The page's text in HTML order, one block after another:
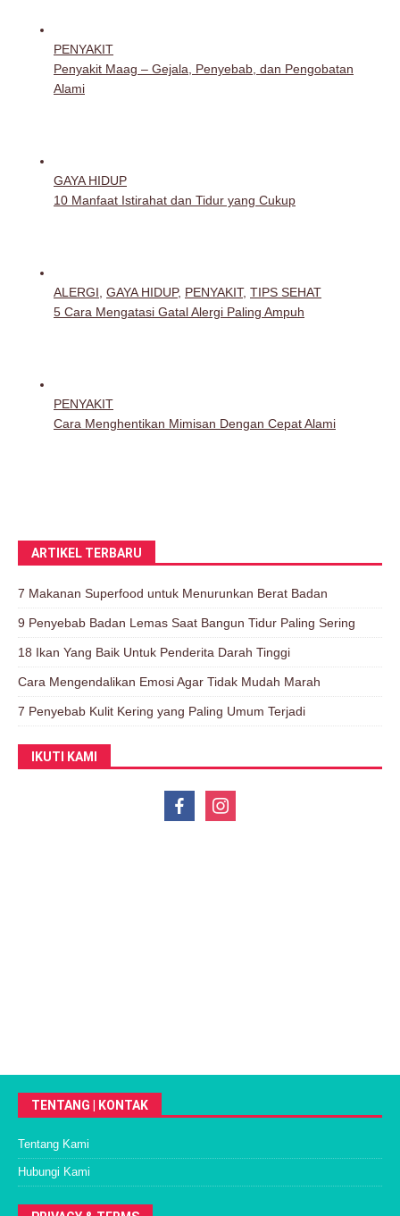
ARTIKEL TERBARU
7 Makanan Superfood untuk Menurunkan Berat Badan
9 Penyebab Badan Lemas Saat Bangun Tidur Paling Sering
18 Ikan Yang Baik Untuk Penderita Darah Tinggi
Cara Mengendalikan Emosi Agar Tidak Mudah Marah
7 Penyebab Kulit Kering yang Paling Umum Terjadi
IKUTI KAMI
TENTANG | KONTAK
Tentang Kami
Hubungi Kami